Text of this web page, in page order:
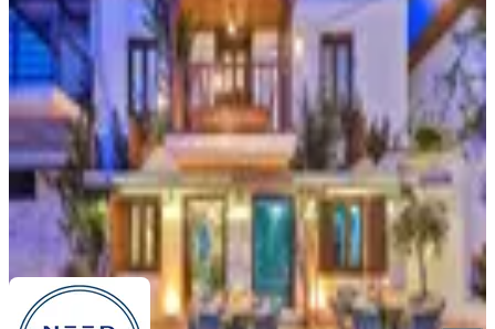
Kaş, Kalkan Mahallesi
08.08.2026
66.990.000 ₺
NEED EMLAKERGUN DURAN